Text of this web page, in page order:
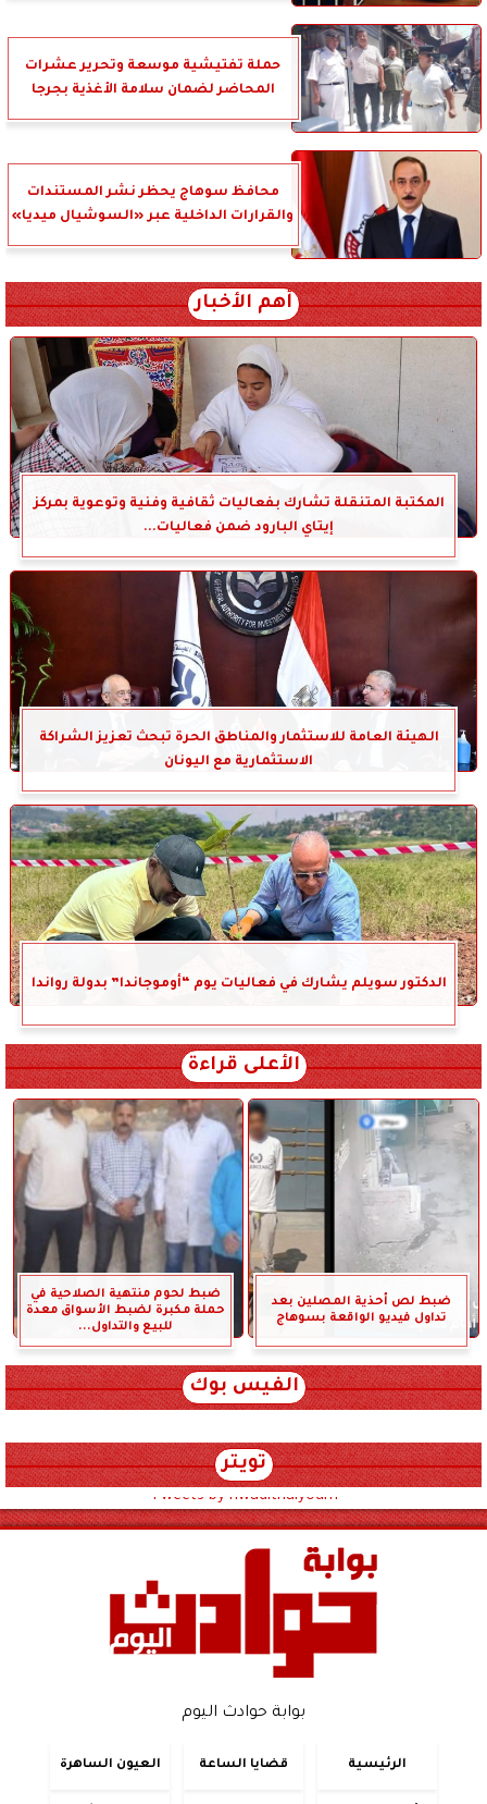
حملة تفتيشية موسعة وتحرير عشرات
المحاضر لضمان سلامة الأغذية بجرجا
محافظ سوهاج يحظر نشر المستندات
والقرارات الداخلية عبر «السوشيال ميديا»
أهم الأخبار
المكتبة المتنقلة تشارك بفعاليات ثقافية وفنية وتوعوية بمركز
إيتاي البارود ضمن فعاليات...
الهيئة العامة للاستثمار والمناطق الحرة تبحث تعزيز الشراكة
الاستثمارية مع اليونان
الدكتور سويلم يشارك في فعاليات يوم “أوموجاندا” بدولة رواندا
الأعلى قراءة
ضبط لص أحذية المصلين بعد
تداول فيديو الواقعة بسوهاج
ضبط لحوم منتهية الصلاحية في
حملة مكبرة لضبط الأسواق معدة
للبيع والتداول...
الفيس بوك
تويتر
Tweets by hwadithalyoum
بوابة حوادث اليوم
الرئيسية قضايا الساعة العيون الساهرة